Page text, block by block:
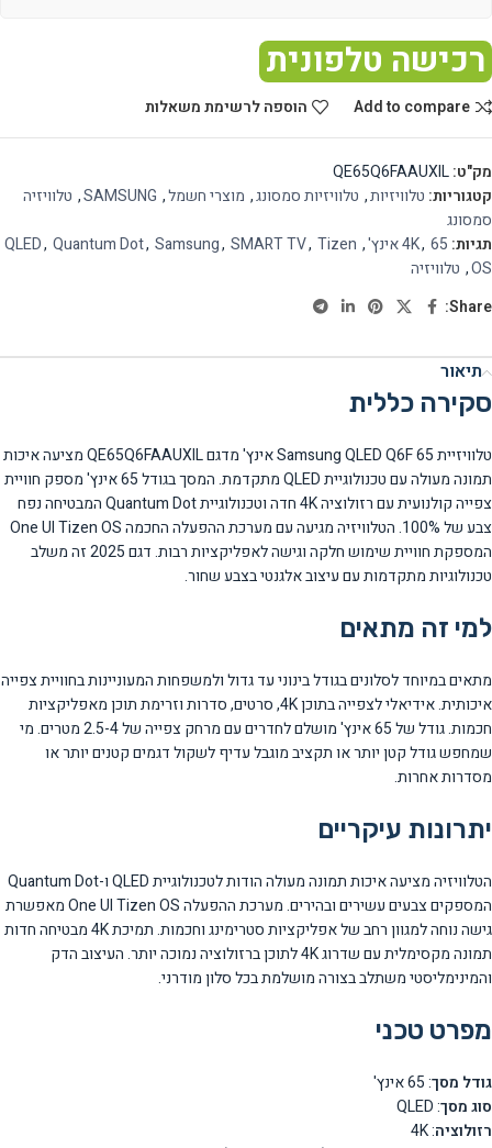
רכישה טלפונית
Add to compare הוספה לרשימת משאלות
מק"ט:QE65Q6FAAUXIL
קטגוריות: טלוויזיות, טלוויזיות סמסונג, מוצרי חשמל,
SAMSUNG
, טלוויזיה
סמסונג
תגיות:
4K, 65 אינץ' ,
QLED, Quantum Dot, Samsung, SMART TV, Tizen
OS
, טלוויזיה
Share:
תיאור
סקירה כללית
טלוויזיית Samsung QLED Q6F 65 אינץ' מדגם QE65Q6FAAUXIL מציעה איכות
תמונה מעולה עם טכנולוגיית QLED מתקדמת. המסך בגודל 65 אינץ' מספק חוויית
צפייה קולנועית עם רזולוציה 4K חדה וטכנולוגיית Quantum Dot המבטיחה נפח
צבע של 100%. הטלוויזיה מגיעה עם מערכת ההפעלה החכמה One UI Tizen OS
המספקת חוויית שימוש חלקה וגישה לאפליקציות רבות. דגם 2025 זה משלב
טכנולוגיות מתקדמות עם עיצוב אלגנטי בצבע שחור.
למי זה מתאים
מתאים במיוחד לסלונים בגודל בינוני עד גדול ולמשפחות המעוניינות בחוויית צפייה
איכותית. אידיאלי לצפייה בתוכן 4K, סרטים, סדרות וזרימת תוכן מאפליקציות
חכמות. גודל של 65 אינץ' מושלם לחדרים עם מרחק צפייה של 2.5-4 מטרים. מי
שמחפש גודל קטן יותר או תקציב מוגבל עדיף לשקול דגמים קטנים יותר או
מסדרות אחרות.
יתרונות עיקריים
הטלוויזיה מציעה איכות תמונה מעולה הודות לטכנולוגיית QLED ו-Quantum Dot
המספקים צבעים עשירים ובהירים. מערכת ההפעלה One UI Tizen OS מאפשרת
גישה נוחה למגוון רחב של אפליקציות סטרימינג וחכמות. תמיכת 4K מבטיחה חדות
תמונה מקסימלית עם שדרוג 4K לתוכן ברזולוציה נמוכה יותר. העיצוב הדק
והמינימליסטי משתלב בצורה מושלמת בכל סלון מודרני.
מפרט טכני
גודל מסך: 65 אינץ'
סוג מסך: QLED
רזולוציה: 4K